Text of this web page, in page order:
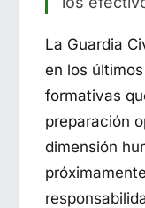
La Guardia
en los
formativas
preparación
dimensión